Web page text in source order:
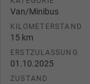
Van/Minibus
KILOMETERSTAND
15 km
ERSTZULASSUNG
01.10.2025
ZUSTAND